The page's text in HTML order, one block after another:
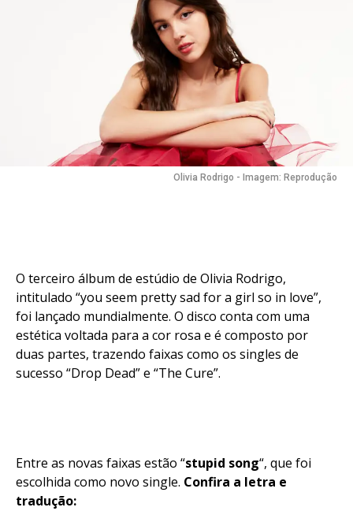
Olivia Rodrigo - Imagem: Reprodução
O terceiro álbum de estúdio de Olivia Rodrigo,
intitulado “you seem pretty sad for a girl so in love”,
foi lançado mundialmente. O disco conta com uma
estética voltada para a cor rosa e é composto por
duas partes, trazendo faixas como os singles de
sucesso “Drop Dead” e “The Cure”.
Entre as novas faixas estão “stupid song“, que foi
escolhida como novo single. Confira a letra e
tradução:
Flipboard
Reddit
Pinterest
Whatsapp
Email